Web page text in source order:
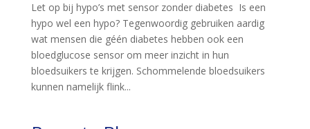
Let op bij hypo’s met sensor zonder diabetes Is een
hypo wel een hypo? Tegenwoordig gebruiken aardig
wat mensen die géén diabetes hebben ook een
bloedglucose sensor om meer inzicht in hun
bloedsuikers te krijgen. Schommelende bloedsuikers
kunnen namelijk flink...